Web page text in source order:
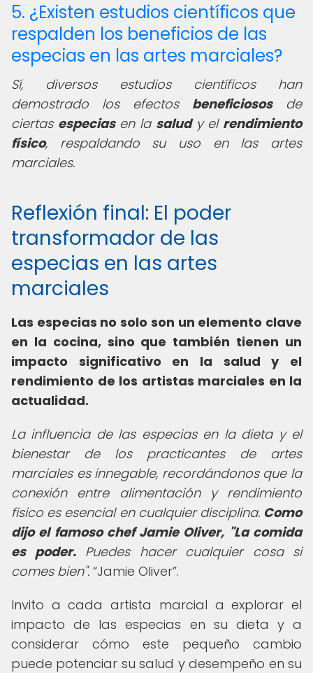
5. ¿Existen estudios científicos que
respalden los beneficios de las
especias en las artes marciales?
Sí, diversos estudios científicos han
demostrado los efectos beneficiososde
ciertas especiasen la saludy el rendimiento
físico, respaldando su uso en las artes
marciales.
Reflexión final: El poder
transformador de las
especias en las artes
marciales
Las especias no solo son un elemento clave
en la cocina, sino que también tienen un
impacto significativo en la salud y el
rendimiento de los artistas marciales en la
actualidad.
La influencia de las especias en la dieta y el
bienestar de los practicantes de artes
marciales es innegable, recordándonos que la
conexión entre alimentación y rendimiento
físico es esencial en cualquier disciplina. Como
dijo el famoso chef Jamie Oliver, "La comida
es poder.Puedes hacer cualquier cosa si
comes bien". Jamie Oliver .
Invito a cada artista marcial a explorar el
impacto de las especias en su dieta y a
considerar cómo este pequeño cambio
puede potenciar su salud y desempeño en su